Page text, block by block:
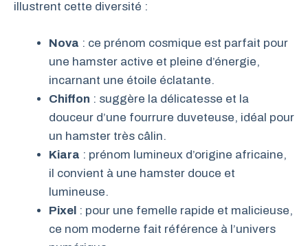
illustrent cette diversité :
Nova : ce prénom cosmique est parfait pour
une hamster active et pleine d’énergie,
incarnant une étoile éclatante.
Chiffon : suggère la délicatesse et la
douceur d’une fourrure duveteuse, idéal pour
un hamster très câlin.
Kiara : prénom lumineux d’origine africaine,
il convient à une hamster douce et
lumineuse.
Pixel : pour une femelle rapide et malicieuse,
ce nom moderne fait référence à l’univers